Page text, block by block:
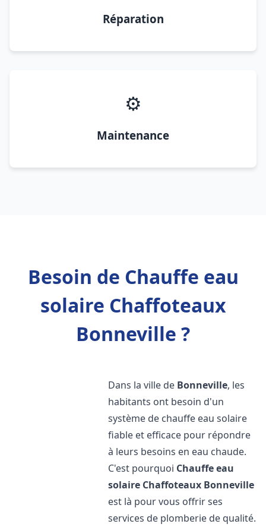
Réparation
⚙️
Maintenance
Besoin de Chauffe eau
solaire Chaffoteaux
Bonneville ?
Dans la ville de Bonneville, les
habitants ont besoin d'un
système de chauffe eau solaire
fiable et efficace pour répondre
à leurs besoins en eau chaude.
C'est pourquoi Chauffe eau
solaire Chaffoteaux Bonneville
est là pour vous offrir ses
services de plomberie de qualité.